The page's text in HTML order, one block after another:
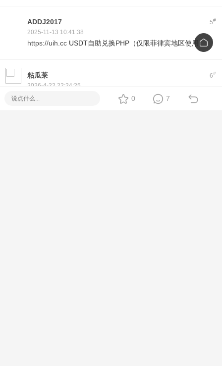
5#
ADDJ2017
2025-11-13 10:41:38
https://uih.cc USDT自助兑换PHP（仅限菲律宾地区使用）
6#
粘瓜莱
2026-4-22 22:24:25
在菲充话费关注公众号：ee付
0 7